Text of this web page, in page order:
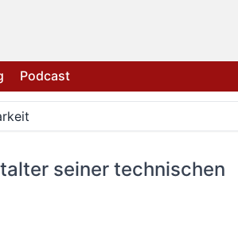
Podcast
seiner technischen